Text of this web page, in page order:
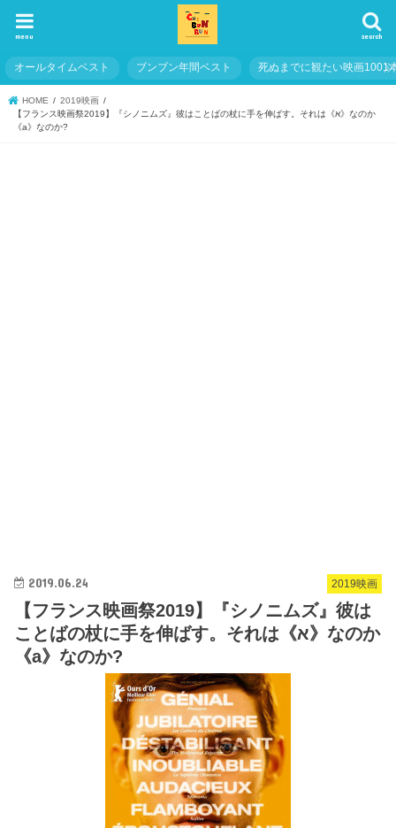
search
menu
オールタイムベスト ブンブン年間ベスト 死ぬまでに観たい映画1001
HOME
2019映画
【フランス映画祭2019】『シノニムズ』彼はことばの杖に手を伸ばす。それは《א》なのか
《a》なのか?
2019映画
2019.06.24
【フランス映画祭2019】『シノニムズ』彼は
ことばの杖に手を伸ばす。それは《א》なのか
《a》なのか?